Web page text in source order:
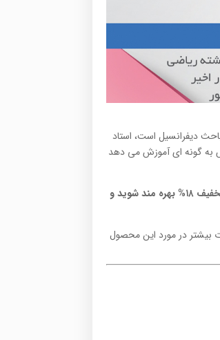
دیفرانسیل است، استاد
به گونه ای آموزش می دهد
(این محصول به صورت پیش فروش می باشد , شما میتوانید با پیش خرید این محصول از تخفیف ۱۸% بهره مند شوید و
بیشتر در مورد این محصول